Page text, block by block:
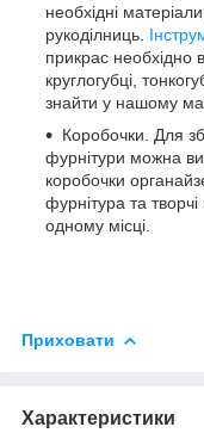
необхідні
рукоділниць.
прикрас необхідно
круглогубці,
знайти у нашому
Коробочки. Для
фурнітури можна
коробочки
фурнітура та
одному місці.
Приховати
Характеристики